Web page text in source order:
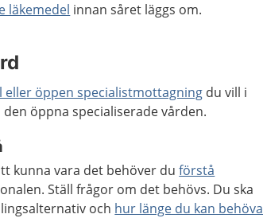
läkemedel innan såret läggs om.
eller öppen specialistmottagning du vill i
öppna specialiserade vården.
kunna vara det behöver duförstå
Ställ frågor om det behövs. Du ska
och hur länge du kan behöva